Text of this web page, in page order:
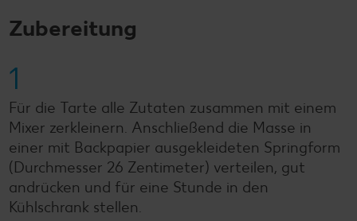
Zubereitung
1
Für die Tarte alle Zutaten zusammen mit einem
Mixer zerkleinern. Anschließend die Masse in
einer mit Backpapier ausgekleideten Springform
(Durchmesser 26 Zentimeter) verteilen, gut
andrücken und für eine Stunde in den
Kühlschrank stellen.